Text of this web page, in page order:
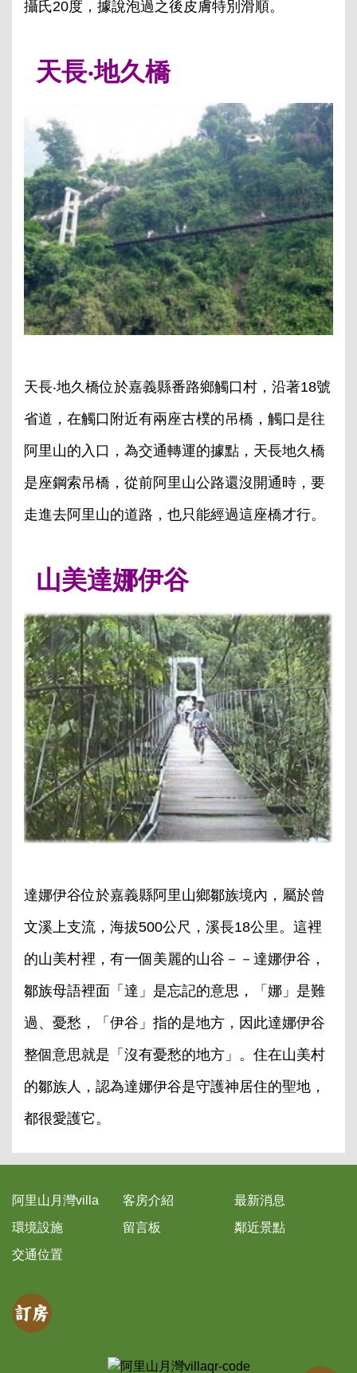
攝氏20度，據說泡過之後皮膚特別滑順。
天長‧地久橋
天長‧地久橋位於嘉義縣番路鄉觸口村，沿著18號
省道，在觸口附近有兩座古樸的吊橋，觸口是往
阿里山的入口，為交通轉運的據點，天長地久橋
是座鋼索吊橋，從前阿里山公路還沒開通時，要
走進去阿里山的道路，也只能經過這座橋才行。
山美達娜伊谷
達娜伊谷位於嘉義縣阿里山鄉鄒族境內，屬於曾
文溪上支流，海拔500公尺，溪長18公里。這裡
的山美村裡，有一個美麗的山谷－－達娜伊谷，
鄒族母語裡面「達」是忘記的意思，「娜」是難
過、憂愁，「伊谷」指的是地方，因此達娜伊谷
整個意思就是「沒有憂愁的地方」。住在山美村
的鄒族人，認為達娜伊谷是守護神居住的聖地，
都很愛護它。
阿里山月灣villa 客房介紹
最新消息
環境設施
留言板
鄰近景點
交通位置